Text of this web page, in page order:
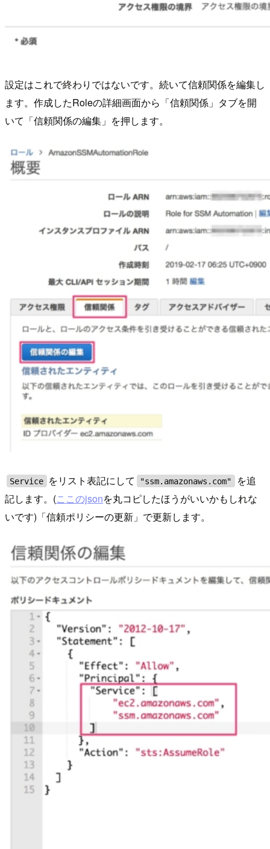
設定はこれで終わりではないです。続いて信頼関係を編集し
ます。作成したRoleの詳細画面から「信頼関係」タブを開
いて「信頼関係の編集」を押します。
Service をリスト表記にして "ssm.amazonaws.com"
を追
記します。(ここのjsonを丸コピしたほうがいいかもしれな
いです)「信頼ポリシーの更新」で更新します。